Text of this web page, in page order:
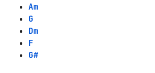
Am
G
Dm
F
G#